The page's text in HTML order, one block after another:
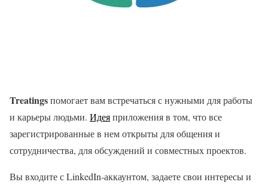
Treatingsпомогает вам встречаться с нужными для работы
и карьеры людьми. Идеяприложения в том, что все
зарегистрированные в нем открыты для общения и
сотрудничества, для обсуждений и совместных проектов.
Вы входите с LinkedIn-аккаунтом, задаете свои интересы и